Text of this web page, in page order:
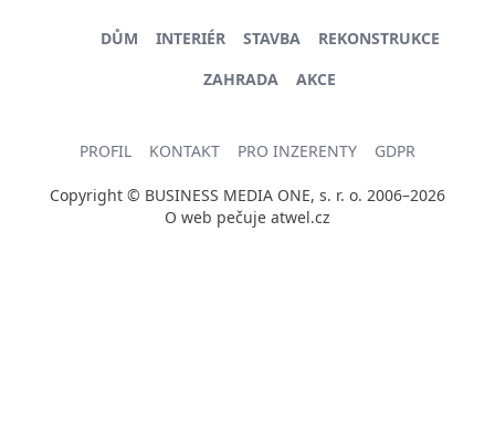
DŮM INTERIÉR STAVBA
REKONSTRUKCE
ZAHRADA
AKCE
PROFIL KONTAKT PRO INZERENTY GDPR
Copyright © BUSINESS MEDIA ONE, s. r. o. 2006–2026